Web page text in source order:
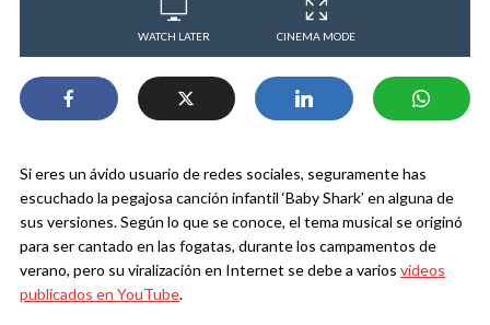
WATCH LATER CINEMA MODE
Si eres un ávido usuario de redes sociales, seguramente has
escuchado la pegajosa canción infantil ‘Baby Shark’ en alguna de
sus versiones. Según lo que se conoce, el tema musical se originó
para ser cantado en las fogatas, durante los campamentos de
verano, pero su viralización en Internet se debe a varios videos
publicados en YouTube.